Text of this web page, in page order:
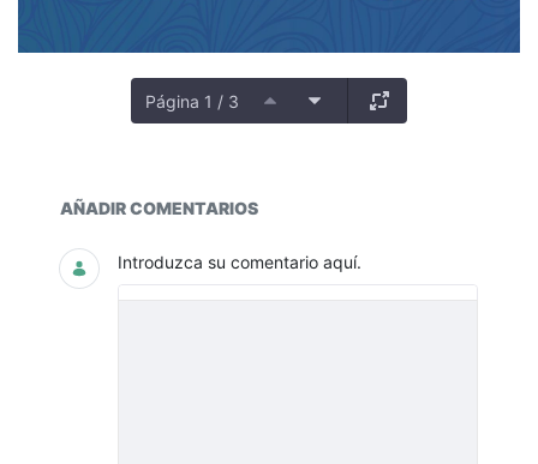
Página 1 / 3
Documentos y multimedia
AÑADIR COMENTARIOS
Introduzca su comentario aquí.